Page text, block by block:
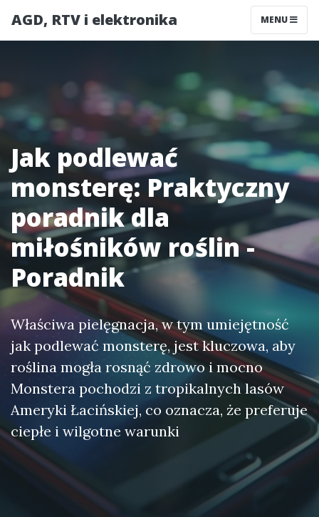
AGD, RTV i elektronika MENU
Jak podlewać
monsterę: Praktyczny
poradnik dla
miłośników roślin -
Poradnik
Właściwa pielęgnacja, w tym umiejętność
jak podlewać monsterę, jest kluczowa, aby
roślina mogła rosnąć zdrowo i mocno
Monstera pochodzi z tropikalnych lasów
Ameryki Łacińskiej, co oznacza, że preferuje
ciepłe i wilgotne warunki